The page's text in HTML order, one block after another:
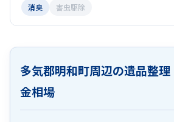
消臭
害虫駆除
多気郡明和町周辺の遺品整
金相場